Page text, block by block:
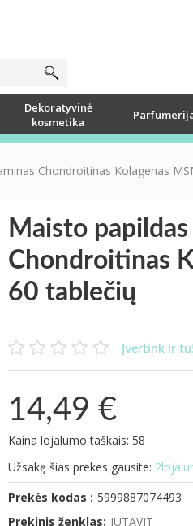
Dekoratyvinė
kosmetika
Chondroitinas Kolagenas
Maisto
Chondroitinas
60 tablečių
Įvertink ir tu!
14,49 €
Kaina lojalumo taškais: 58
Užsakę šias prekes gausite:
Prekės kodas : 5999887074493
Prekinis ženklas: JUTAVIT